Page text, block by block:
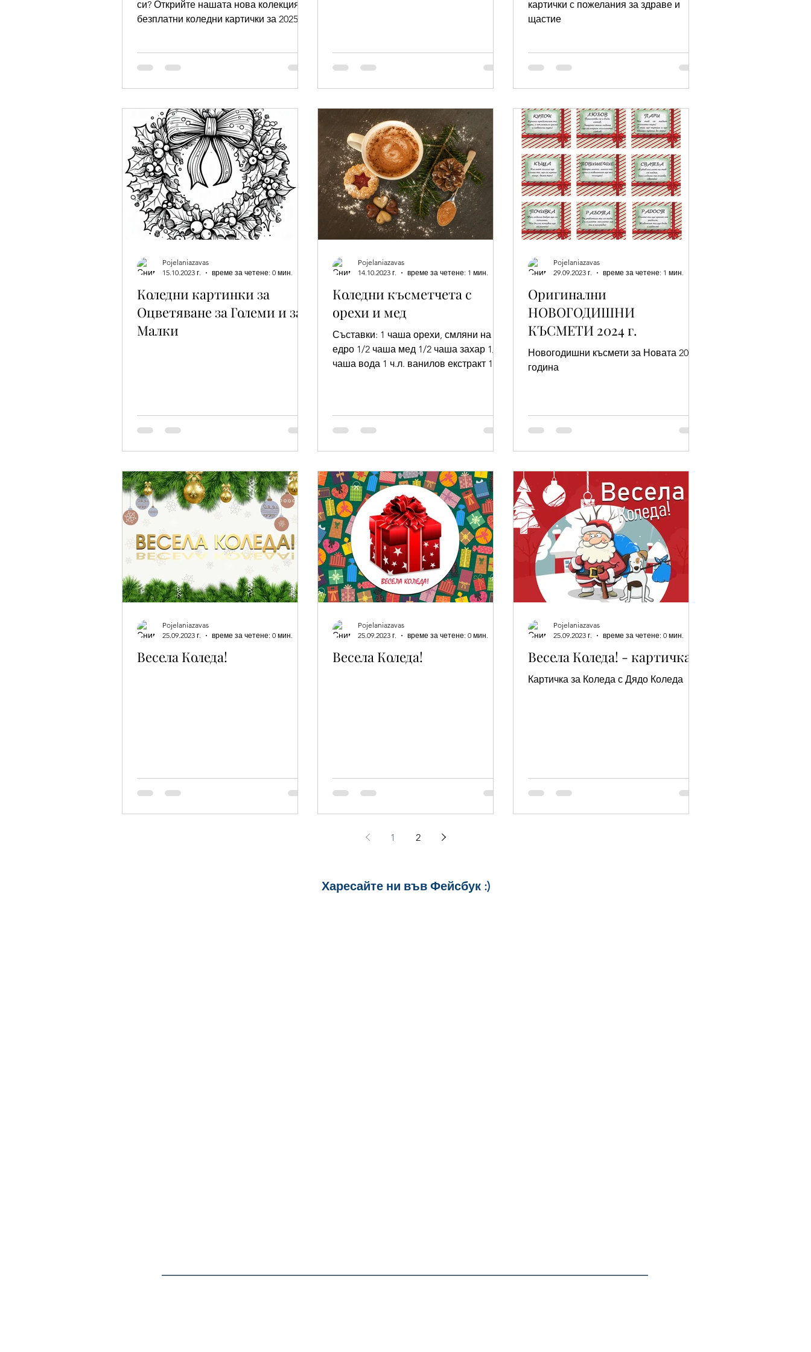
си? Открийте нашата нова колекция от
безплатни коледни картички за 2025
Коледа на едно място.
картички с пожелания за здраве и
щастие
Коледни картинки за
Оцветяване за Големи и за
Малки
Pojelaniazavas
15.10.2023 г.
време за четене: 0 мин.
Коледни късметчета с
орехи и мед
Съставки: 1 чаша орехи, смляни на
едро 1/2 чаша мед 1/2 чаша захар 1/4
чаша вода 1 ч.л. ванилов екстракт 1/2
Pojelaniazavas
14.10.2023 г.
време за четене: 1 мин.
Оригинални
НОВОГОДИШНИ
КЪСМЕТИ 2024 г.
Новогодишни късмети за Новата 2024
година
Pojelaniazavas
29.09.2023 г.
време за четене: 1 мин.
Весела Коледа!
Pojelaniazavas
25.09.2023 г.
време за четене: 0 мин.
Весела Коледа!
Pojelaniazavas
25.09.2023 г.
време за четене: 0 мин.
Весела Коледа! - картичка
Картичка за Коледа с Дядо Коледа
Pojelaniazavas
25.09.2023 г.
време за четене: 0 мин.
1 2
Харесайте ни във Фейсбук :)